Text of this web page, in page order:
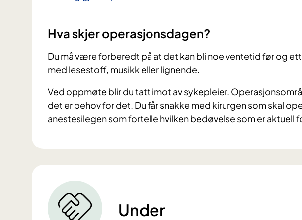
Hva skjer operasjonsdagen?
Du må være forberedt på at det kan bli noe ventetid før og
med lesestoff, musikk eller lignende.
Ved oppmøte blir du tatt imot av sykepleier.
det er behov for det. Du får snakke med kirurgen som skal
anestesilegen som fortelle hvilken bedøvelse som er aktuell
Under